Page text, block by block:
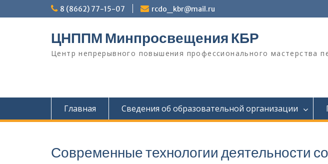
к
8 (8662) 77-15-07 rcdo_kbr@mail.ru
ЦНППМ Минпросвещения КБР
Центр непрерывного повышения профессионального мастерства
Главная Сведения об образовательной организации
Современные технологии деятельности